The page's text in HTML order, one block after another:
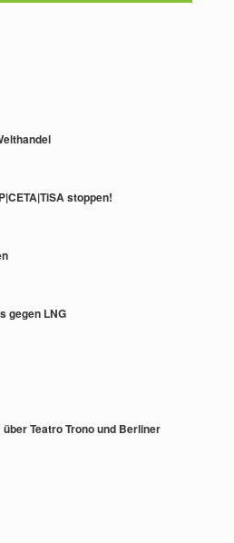
stoppen!
gegen LNG
Teatro Trono und Berliner